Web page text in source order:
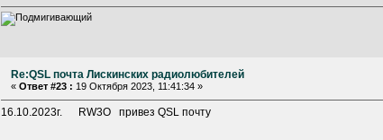
Re:QSL почта Лискинских радиолюбителей
« Ответ #23 : 19 Октября 2023, 11:41:34 »
16.10.2023г. RW3O привез QSL почту